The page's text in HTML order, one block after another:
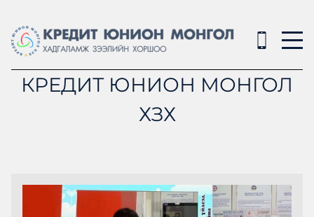
КРЕДИТ ЮНИОН МОНГОЛ
ХЗХ